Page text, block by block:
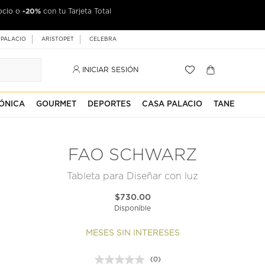
o -20% con tu Tarjeta Total
Palacio
ARISTOPET CELEBRA
INICIAR SESIÓN
GOURMET DEPORTES CASA PALACIO TANE
FAO SCHWARZ
Tableta para Diseñar con luz
$730.00
Disponible
MESES SIN INTERESES
(0)